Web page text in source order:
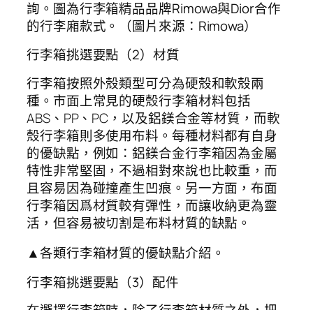
詢。圖為行李箱精品品牌Rimowa與Dior合作
的行李廂款式。（圖片來源：Rimowa）
行李箱挑選要點（2）材質
行李箱按照外殼類型可分為硬殼和軟殼兩
種。市面上常見的硬殼行李箱材料包括
ABS、PP、PC，以及鋁鎂合金等材質，而軟
殼行李箱則多使用布料。每種材料都有自身
的優缺點，例如：鋁鎂合金行李箱因為金屬
特性非常堅固，不過相對來說也比較重，而
且容易因為碰撞產生凹痕。另一方面，布面
行李箱因爲材質較有彈性，而讓收納更為靈
活，但容易被切割是布料材質的缺點。
▲各類行李箱材質的優缺點介紹。
行李箱挑選要點（3）配件